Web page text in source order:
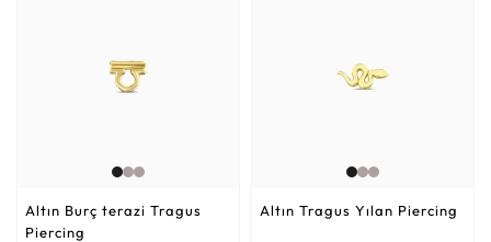
Altın Burç terazi Tragus
Piercing
Altın Tragus Yılan Piercing